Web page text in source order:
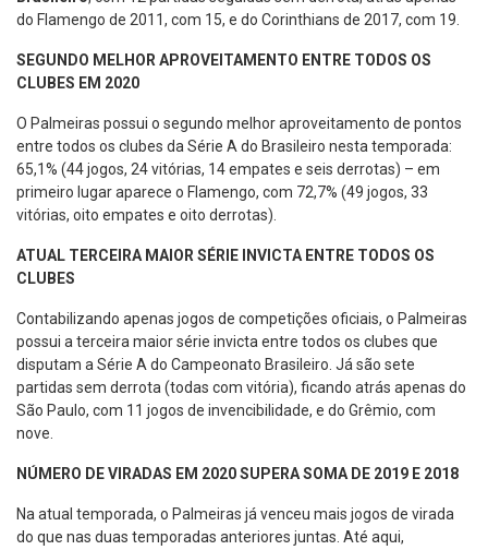
do Flamengo de 2011, com 15, e do Corinthians de 2017, com 19.
SEGUNDO MELHOR APROVEITAMENTO ENTRE TODOS OS
CLUBES EM 2020
O Palmeiras possui o segundo melhor aproveitamento de pontos
entre todos os clubes da Série A do Brasileiro nesta temporada:
65,1% (44 jogos, 24 vitórias, 14 empates e seis derrotas) – em
primeiro lugar aparece o Flamengo, com 72,7% (49 jogos, 33
vitórias, oito empates e oito derrotas).
ATUAL TERCEIRA MAIOR SÉRIE INVICTA ENTRE TODOS OS
CLUBES
Contabilizando apenas jogos de competições oficiais, o Palmeiras
possui a terceira maior série invicta entre todos os clubes que
disputam a Série A do Campeonato Brasileiro. Já são sete
partidas sem derrota (todas com vitória), ficando atrás apenas do
São Paulo, com 11 jogos de invencibilidade, e do Grêmio, com
nove.
NÚMERO DE VIRADAS EM 2020 SUPERA SOMA DE 2019 E 2018
Na atual temporada, o Palmeiras já venceu mais jogos de virada
do que nas duas temporadas anteriores juntas. Até aqui,